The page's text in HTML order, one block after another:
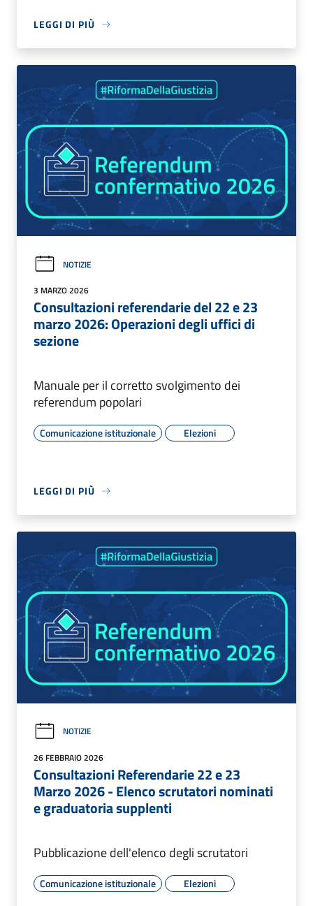
LEGGI DI PIÙ
NOTIZIE
3 MARZO 2026
Consultazioni referendarie del 22 e 23
marzo 2026: Operazioni degli uffici di
sezione
Manuale per il corretto svolgimento dei
referendum popolari
Comunicazione istituzionale Elezioni
LEGGI DI PIÙ
NOTIZIE
26 FEBBRAIO 2026
Consultazioni Referendarie 22 e 23
Marzo 2026 - Elenco scrutatori nominati
e graduatoria supplenti
Pubblicazione dell'elenco degli scrutatori
Comunicazione istituzionale Elezioni